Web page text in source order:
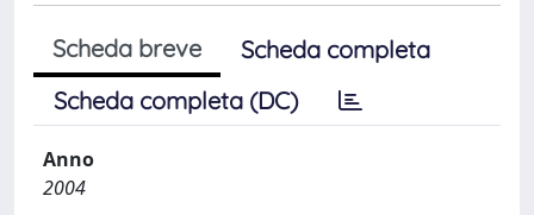
Scheda breve
Scheda completa
Scheda completa (DC)
Anno
2004